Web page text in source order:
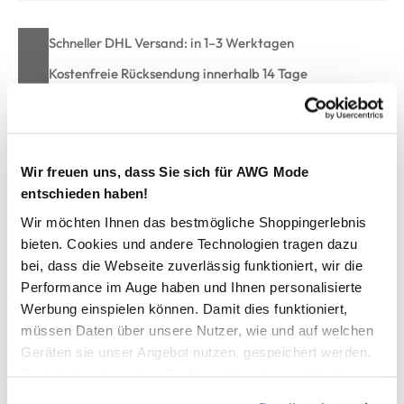
Wir freuen uns, dass Sie sich für AWG Mode
entschieden haben!
Wir möchten Ihnen das bestmögliche Shoppingerlebnis
bieten. Cookies und andere Technologien tragen dazu
bei, dass die Webseite zuverlässig funktioniert, wir die
Performance im Auge haben und Ihnen personalisierte
Werbung einspielen können. Damit dies funktioniert,
müssen Daten über unsere Nutzer, wie und auf welchen
Geräten sie unser Angebot nutzen, gespeichert werden.
Schneller DHL Versand: in 1–3 Werktagen
Kostenfreie Rücksendung innerhalb 14 Tage
Kostenlose Filiallieferung in Ihre Wunschfiliale
Zur Wunschliste hinzufügen
Damen Sport Shorts "Lina"
Sportliche Damen Fitness Shorts „Lina" von Stooker
Elastischer Bund mit Kordelzug für optimalen Sitz
Seitliche Reißverschlusstaschen für sicheres Verstauen
4-Way-Stretch für maximale Bewegungsfreiheit bei Sport
Herstellerartikelnummer: 01610000004304